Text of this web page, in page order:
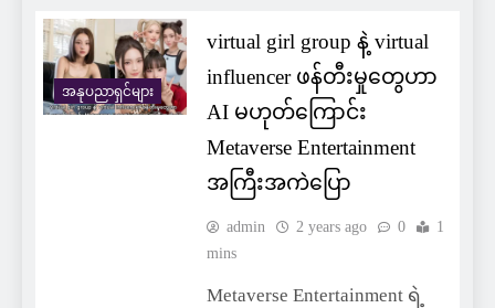
အနုပညာရှင်များ
virtual girl group နဲ့ virtual
influencer ဖန်တီးမှုတွေဟာ
AI မဟုတ်ကြောင်း
Metaverse Entertainment
အကြီးအကဲပြော
admin 2 years ago 0
1
mins
Metaverse Entertainment ရဲ့